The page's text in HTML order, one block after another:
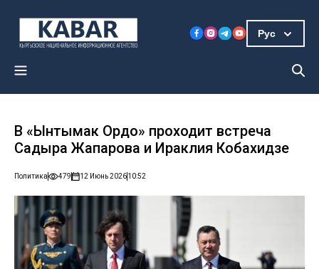
Рус
В «Ынтымак Ордо» проходит встреча
Садыра Жапарова и Ираклия Кобахидзе
Политика 479 12 Июнь 202610:52